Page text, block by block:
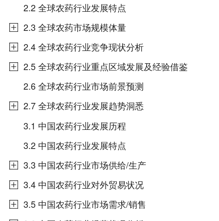
2.2 全球农药行业发展特点
2.3 全球农药市场规模体量
2.4 全球农药行业竞争现状分析
2.5 全球农药行业重点区域发展及经验借鉴
2.6 全球农药行业市场前景预测
2.7 全球农药行业发展趋势洞悉
3.1 中国农药行业发展历程
3.2 中国农药行业发展特点
3.3 中国农药行业市场供给/生产
3.4 中国农药行业对外贸易状况
3.5 中国农药行业市场需求/销售